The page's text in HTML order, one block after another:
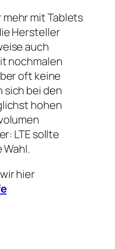
mit Tablets
Hersteller
auch
nochmalen
oft keine
sich bei den
hohen
LTE sollte
Wahl.
hier